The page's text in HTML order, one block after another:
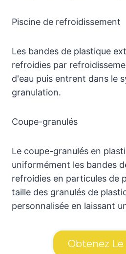
Piscine de refroidissement
Les bandes de plastique
refroidies par
d'eau puis entrent dans le
granulation.
Coupe-granulés
Le coupe-granulés en
uniformément les bandes
refroidies en particules de
taille des granulés de
personnalisée en laissant
Obtenez Le